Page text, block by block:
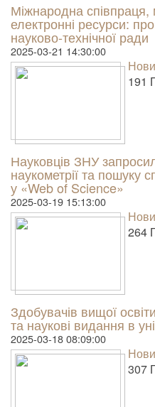
Міжнародна співпраця,
електронні ресурси:
науково-технічної ради
2025-03-21 14:30:00
191
Науковців ЗНУ
наукометрії та пошуку
у «Web of Science»
2025-03-19 15:13:00
264
Здобувачів вищої
та наукові видання в
2025-03-18 08:09:00
307